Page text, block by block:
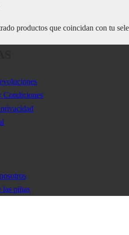
productos que coincidan con tu
Condiciones
las piñas